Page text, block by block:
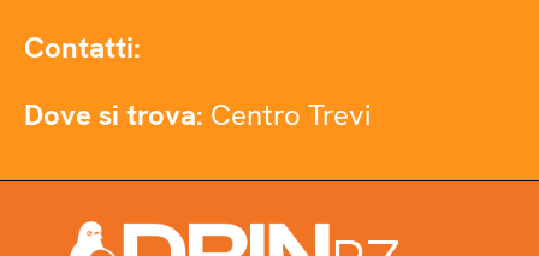
Contatti:
Dove si trova: Centro Trevi